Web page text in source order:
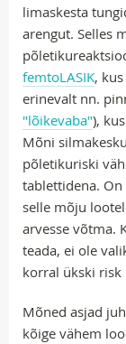
limaskesta
arengut. Selles
femtoLASIK,
erinevalt nn.
"lõikevaba"),
Mõni
põletikuriski
tablettidena.
selle mõju
arvesse võtma.
teada, ei ole
korral ükski risk
Mõned asjad
kõige vähem